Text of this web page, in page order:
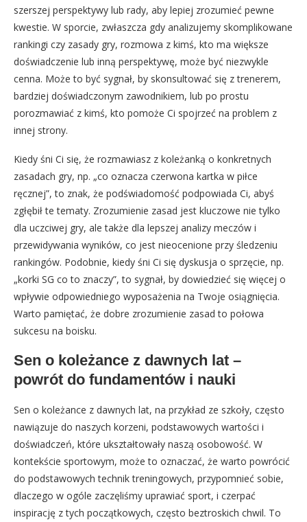
szerszej perspektywy lub rady, aby lepiej zrozumieć pewne
kwestie. W sporcie, zwłaszcza gdy analizujemy skomplikowane
rankingi czy zasady gry, rozmowa z kimś, kto ma większe
doświadczenie lub inną perspektywę, może być niezwykle
cenna. Może to być sygnał, by skonsultować się z trenerem,
bardziej doświadczonym zawodnikiem, lub po prostu
porozmawiać z kimś, kto pomoże Ci spojrzeć na problem z
innej strony.
Kiedy śni Ci się, że rozmawiasz z koleżanką o konkretnych
zasadach gry, np. „co oznacza czerwona kartka w piłce
ręcznej”, to znak, że podświadomość podpowiada Ci, abyś
zgłębił te tematy. Zrozumienie zasad jest kluczowe nie tylko
dla uczciwej gry, ale także dla lepszej analizy meczów i
przewidywania wyników, co jest nieocenione przy śledzeniu
rankingów. Podobnie, kiedy śni Ci się dyskusja o sprzęcie, np.
„korki SG co to znaczy”, to sygnał, by dowiedzieć się więcej o
wpływie odpowiedniego wyposażenia na Twoje osiągnięcia.
Warto pamiętać, że dobre zrozumienie zasad to połowa
sukcesu na boisku.
Sen o koleżance z dawnych lat –
powrót do fundamentów i nauki
Sen o koleżance z dawnych lat, na przykład ze szkoły, często
nawiązuje do naszych korzeni, podstawowych wartości i
doświadczeń, które ukształtowały naszą osobowość. W
kontekście sportowym, może to oznaczać, że warto powrócić
do podstawowych technik treningowych, przypomnieć sobie,
dlaczego w ogóle zaczęliśmy uprawiać sport, i czerpać
inspirację z tych początkowych, często beztroskich chwil. To